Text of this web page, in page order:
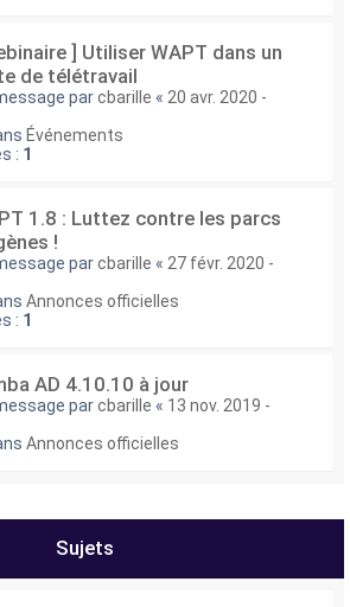
] Utiliser WAPT dans un
de télétravail
parcbarille « 20 avr. 2020 -
Événements
: 1
1.8 : Luttez contre les parcs
!
parcbarille « 27 févr. 2020 -
Annonces officielles
: 1
AD 4.10.10 à jour
parcbarille « 13 nov. 2019 -
Annonces officielles
Sujets